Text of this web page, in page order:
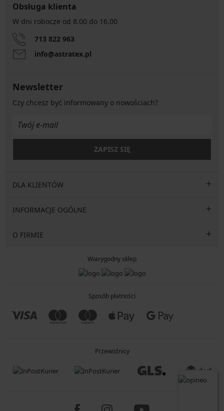
Obsługa klienta
W dni robocze od 8.00 do 16.00
713 822 963
info@astratex.pl
Newsletter
Czy chcesz być informowany o nowościach?
ZAPISZ SIĘ
DLA KLIENTÓW
INFORMACJE OGÓLNE
O FIRMIE
Wiarygodny sklep
Sposób płatności
Przewoźnicy